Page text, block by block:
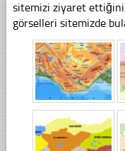
sitemizi ziyaret
görselleri sitemizde